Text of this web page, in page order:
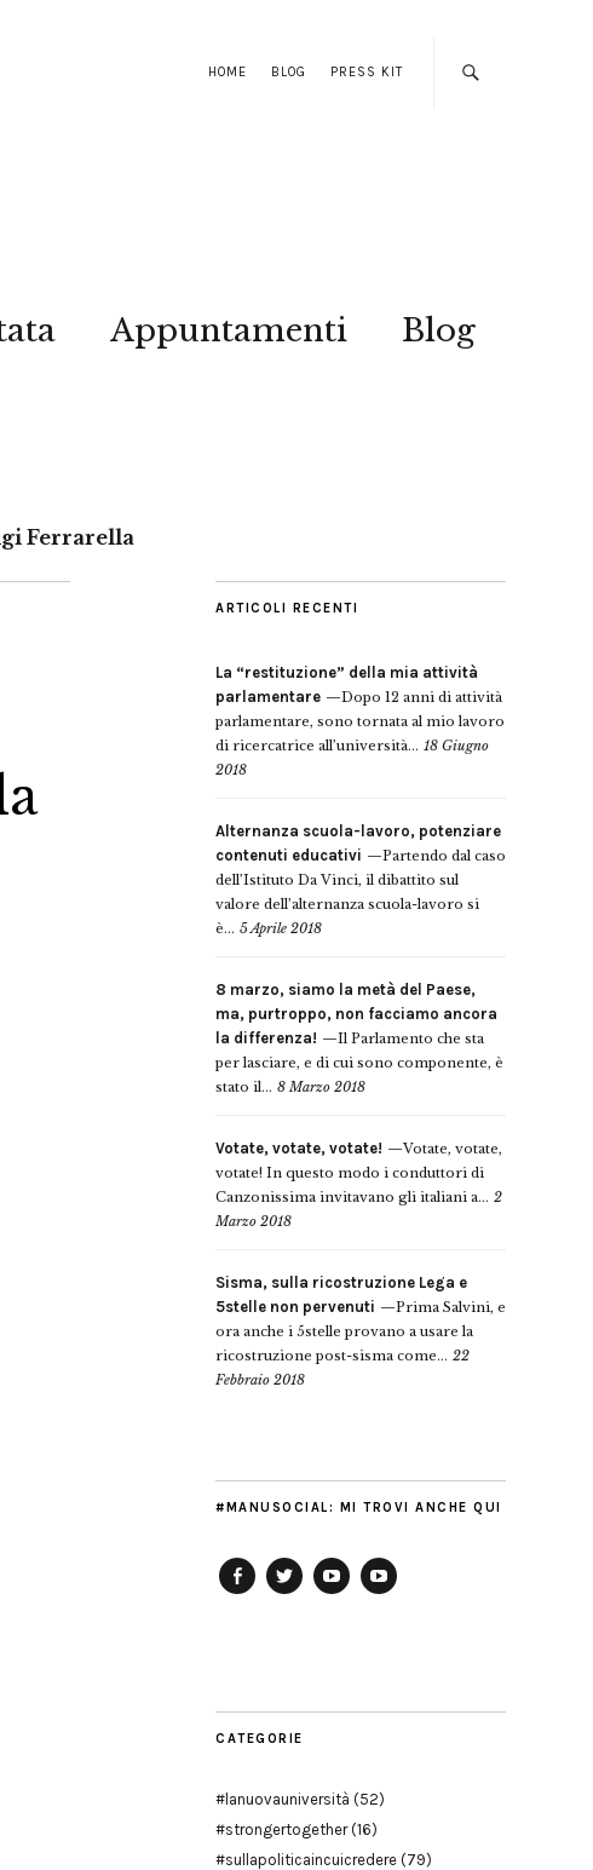
HOME BLOG PRESS KIT
Appuntamenti Blog
Ferrarella
ARTICOLI RECENTI
La “restituzione” della mia attività
parlamentare
Dopo 12 anni di attività
parlamentare, sono tornata al mio lavoro
di ricercatrice all’università... 18 Giugno
2018
Alternanza scuola-lavoro, potenziare
contenuti educativi
Partendo dal caso
dell’Istituto Da Vinci, il dibattito sul
valore dell’alternanza scuola-lavoro si
è... 5 Aprile 2018
8 marzo, siamo la metà del Paese,
ma, purtroppo, non facciamo ancora
la differenza!
Il Parlamento che sta
per lasciare, e di cui sono componente, è
stato il... 8 Marzo 2018
Votate, votate, votate!
Votate, votate,
votate! In questo modo i conduttori di
Canzonissima invitavano gli italiani a... 2
Marzo 2018
Sisma, sulla ricostruzione Lega e
5stelle non pervenuti
Prima Salvini, e
ora anche i 5stelle provano a usare la
ricostruzione post-sisma come... 22
Febbraio 2018
#MANUSOCIAL: MI TROVI ANCHE QUI
CATEGORIE
#lanuovauniversità (52)
#strongertogether(16)
#sullapoliticaincuicredere (79)